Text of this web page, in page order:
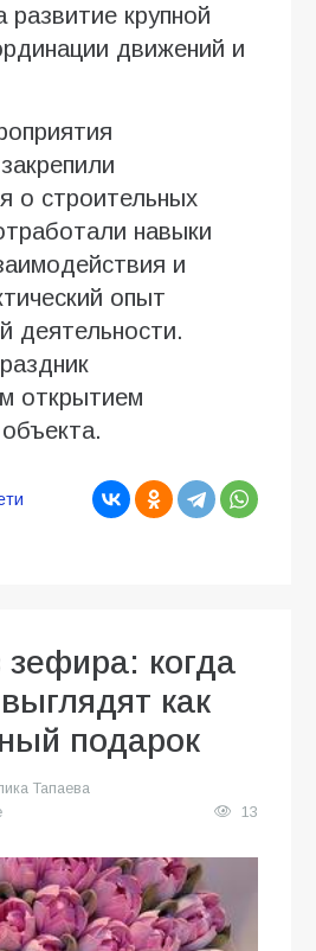
развитие крупной
движений и
о строительных
навыки
и
опыт
деятельности.
открытием
зефира: когда
как
подарок
Тапаева
13